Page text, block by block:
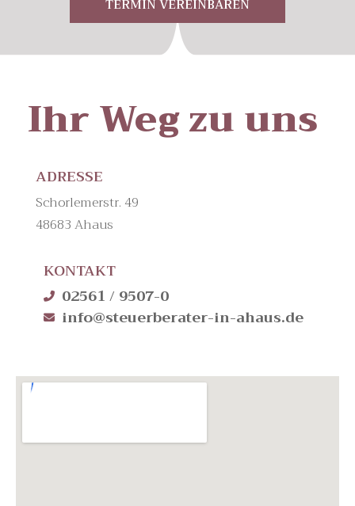
TERMIN VEREINBAREN
Ihr Weg zu uns
ADRESSE
Schorlemerstr. 49
48683 Ahaus
KONTAKT
02561 / 9507-0
info@steuerberater-in-ahaus.de